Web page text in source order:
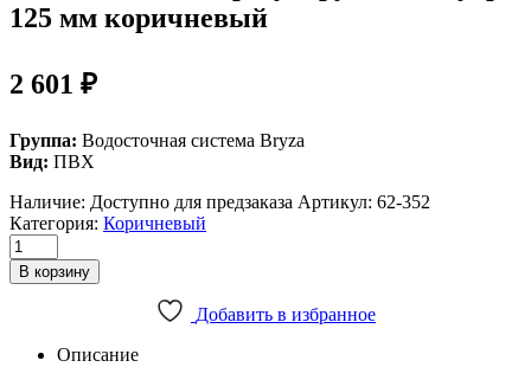
125 мм коричневый
2 601 ₽
Группа: Водосточная система Bryza
Вид: ПВХ
Наличие: Доступно для предзаказа Артикул: 62-352
Категория: Коричневый
Угловой
элемент
регулируемый
В корзину
Добавить в избранное
Описание